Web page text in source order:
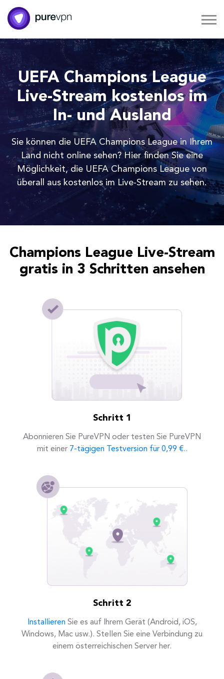
UEFA Champions League
Live-Stream kostenlos im
In- und Ausland
Sie können die UEFA Champions League in Ihrem
Land nicht online sehen? Hier finden Sie eine
Möglichkeit, die UEFA Champions League von
überall aus kostenlos im Live-Stream zu sehen.
Champions League Live-Stream
gratis in 3 Schritten ansehen
Schritt 1
Abonnieren Sie PureVPN oder testen Sie PureVPN
mit einer 7-tägigen Testversion für 0,99 €..
Schritt 2
Installieren Sie es auf Ihrem Gerät (Android, iOS,
Windows, Mac usw.). Stellen Sie eine Verbindung zu
einem österreichischen Server her.